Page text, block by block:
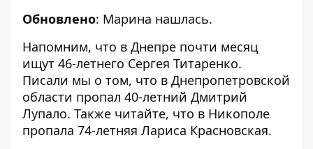
Обновлено: Марина нашлась.
Напомним, что в Днепре почти месяц
ищут 46-летнего Сергея Титаренко.
Писали мы о том, что в Днепропетровской
области пропал 40-летний Дмитрий
Лупало. Также читайте, что в Никополе
пропала 74-летняя Лариса Красновская.